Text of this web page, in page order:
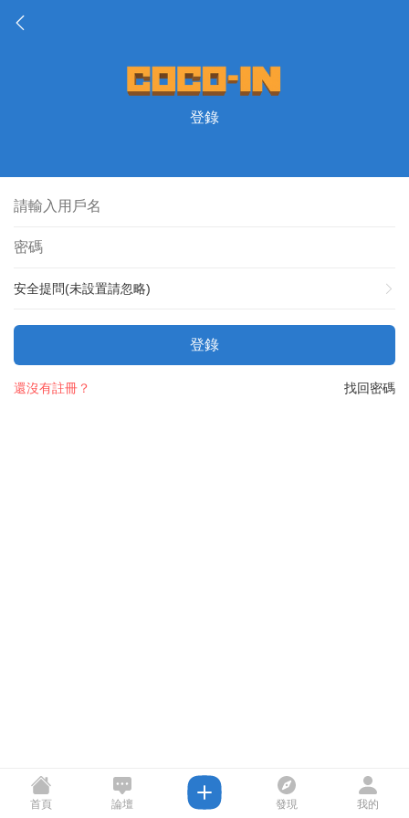
登錄
安全提問(未設置請忽略)
登錄
找回密碼
還沒有註冊？
首頁 論壇 發現 我的